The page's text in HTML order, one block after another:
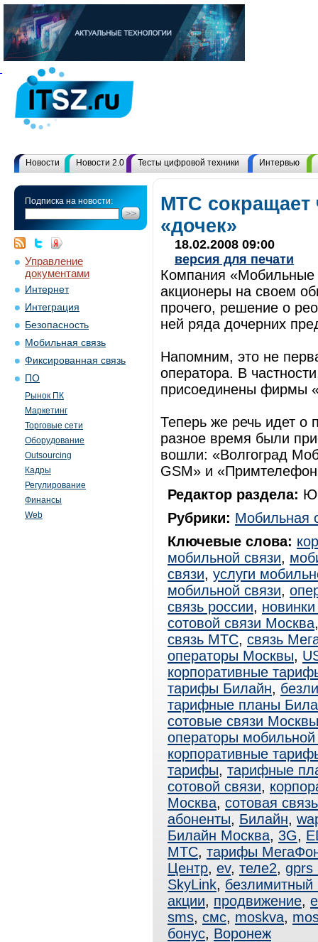
Новости Новости 2.0 Тесты цифровой техники Интервью
Подписка на новости:
Управление
документами
Интернет
Интеграция
Безопасность
Мобильная связь
Фиксированная связь
ПО
Рынок ПК
Маркетинг
Торговые сети
Оборудование
Outsourcing
Кадры
Регулирование
Финансы
Web
МТС сокращает
«дочек»
18.02.2008 09:00
версия для печати
Компания
акционеры на своем
прочего, решение о
ней ряда дочерних
Напомним, это не
оператора. В
присоединены фирмы
Теперь же речь идет о
разное время были
вошли: «Волгоград
GSM» и
Редактор раздела:
Рубрики: Мобильная
Ключевые слова:
мобильной связи,
связи, услуги
мобильной связи,
связь россии,
сотовой связи Москва
связь МТС, связь
операторы Москвы,
корпоративные
тарифы Билайн,
тарифные планы
сотовые связи Москвы
операторы мобильной
корпоративные
тарифы, тарифные
сотовой связи,
Москва, сотовая
абоненты, Билайн,
Билайн Москва, 3G,
МТС, тарифы
Центр, ev, теле2, gprs
SkyLink, безлимитный
акции, продвижение,
sms, смс, moskva,
бонус, Воронеж